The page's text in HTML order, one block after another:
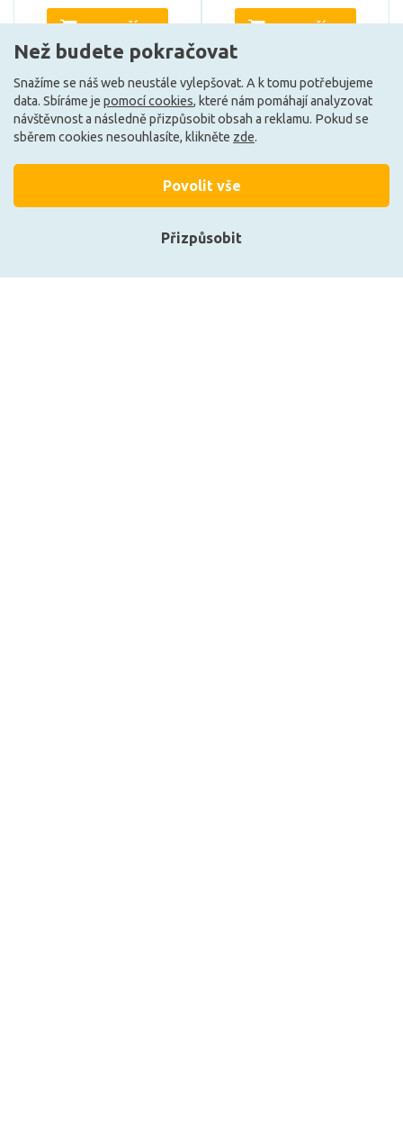
DO KOŠÍKU
Může být u Vás 4. 9.
DO KOŠÍKU
Může být u Vás 4. 9.
Načíst další
Ze stejné kolekce
Než budete pokračovat
Snažíme se náš web neustále vylepšovat. A k tomu potřebujeme
data. Sbíráme je pomocí cookies, které nám pomáhají analyzovat
návštěvnost a následně přizpůsobit obsah a reklamu. Pokud se
sběrem cookies nesouhlasíte, klikněte zde.
Přizpůsobit
Povolit vše